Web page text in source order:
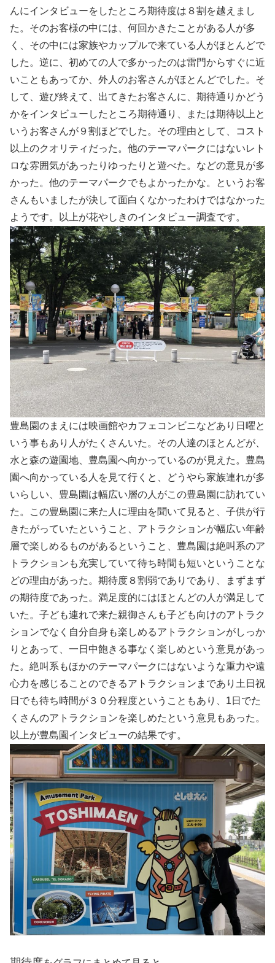
んにインタビューをしたところ期待度は８割を越えまし
た。そのお客様の中には、何回かきたことがある人が多
く、その中には家族やカップルで来ている人がほとんどで
した。逆に、初めての人で多かったのは雷門からすぐに近
いこともあってか、外人のお客さんがほとんどでした。そ
して、遊び終えて、出てきたお客さんに、期待通りかどう
かをインタビューしたところ期待通り、または期待以上と
いうお客さんが９割ほどでした。その理由として、コスト
以上のクオリティだった。他のテーマパークにはないレト
ロな雰囲気があったりゆったりと遊べた。などの意見が多
かった。他のテーマパークでもよかったかな。というお客
さんもいましたが決して面白くなかったわけではなかった
ようです。以上が花やしきのインタビュー調査です。
豊島園のまえには映画館やカフェコンビニなどあり日曜と
いう事もあり人がたくさんいた。その人達のほとんどが、
水と森の遊園地、豊島園へ向かっているのが見えた。豊島
園へ向かっている人を見て行くと、どうやら家族連れが多
いらしい、豊島園は幅広い層の人がこの豊島園に訪れてい
た。この豊島園に来た人に理由を聞いて見ると、子供が行
きたがっていたということ、アトラクションが幅広い年齢
層で楽しめるものがあるということ、豊島園は絶叫系のア
トラクションも充実していて待ち時間も短いということな
どの理由があった。期待度８割弱でありであり、まずまず
の期待度であった。満足度的にはほとんどの人が満足して
いた。子ども連れで来た親御さんも子ども向けのアトラク
ションでなく自分自身も楽しめるアトラクションがしっか
りとあって、一日中飽きる事なく楽しめという意見があっ
た。絶叫系もほかのテーマパークにはないような重力や遠
心力を感じることのできるアトラクションまであり土日祝
日でも待ち時間が３０分程度ということもあり、1日でた
くさんのアトラクションを楽しめたという意見もあった。
以上が豊島園インタビューの結果です。